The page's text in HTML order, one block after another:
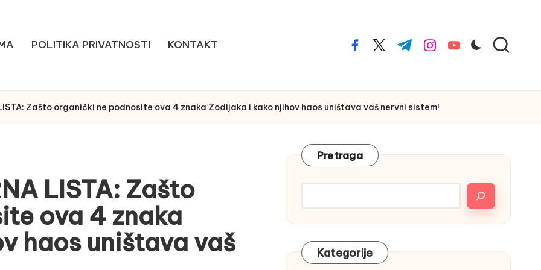
POLITIKA PRIVATNOSTI KONTAKT facebook.com
twitter.com
t.me instagram.com
youtube.com
LISTA: Zašto organički ne podnosite ova 4 znaka Zodijaka i kako njihov haos uništava vaš nervni sistem!
LISTA: Zašto
ova 4 znaka
haos uništava vaš
Pretraga
Kategorije